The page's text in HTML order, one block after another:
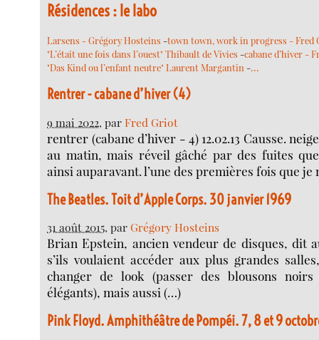
Résidences : le labo
Larsens - Grégory Hosteins -town town, work in progress - Fred
"L’était une fois dans l’ouest" Thibault de Vivies -cabane d’hiver -
"Das Kind ou l’enfant neutre" Laurent Margantin -…
Rentrer - cabane d’hiver (4)
9 mai 2022, parFred Griot
rentrer (cabane d’hiver - 4) 12.02.13 Causse.
au matin, mais réveil gâché par des fuites que
ainsi auparavant. l’une des premières fois que je
The Beatles. Toit d’Apple Corps. 30 janvier 1969
31 août 2015, parGrégory Hosteins
Brian Epstein, ancien vendeur de disques, dit
s’ils voulaient accéder aux plus grandes
changer de look (passer des blousons noirs
élégants), mais aussi (…)
Pink Floyd. Amphithéâtre de Pompéi. 7, 8 et 9